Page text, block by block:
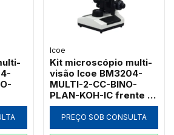
e
Icoe
Kit microscópio multi-
visão Icoe BM3204-
MULTI-2-CC-BINO-
PLAN-KOH-IC frente a
frente para 2
observadores com
objetivas
PREÇO SOB CONSULTA